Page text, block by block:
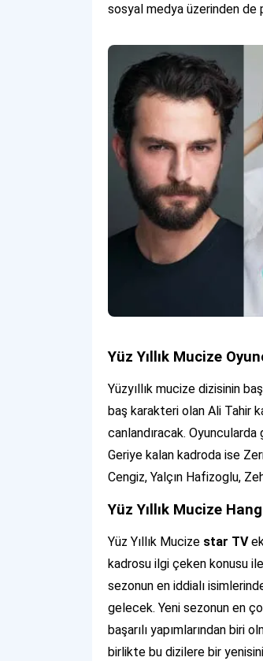
sosyal medya üzerinden de
Yüz Yıllık Mucize
Yüzyıllık mucize dizisinin
baş karakteri olan Ali Tahir
canlandıracak.
Geriye kalan kadroda ise
Cengiz, Yalçın Hafizoglu,
Yüz Yıllık Mucize
Yüz Yıllık Mucize star TV
kadrosu ilgi çeken konusu
sezonun en iddialı
gelecek. Yeni sezonun en
başarılı yapımlarından biri
birlikte bu dizilere bir